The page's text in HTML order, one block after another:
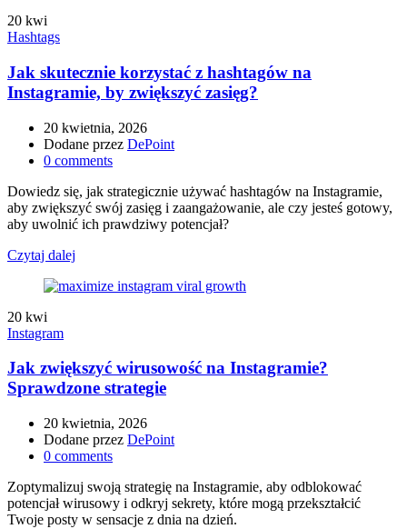
20 kwi
Hashtags
Jak skutecznie korzystać z hashtagów na
Instagramie, by zwiększyć zasięg?
20 kwietnia, 2026
Dodane przez DePoint
0 comments
Dowiedz się, jak strategicznie używać hashtagów na Instagramie,
aby zwiększyć swój zasięg i zaangażowanie, ale czy jesteś gotowy,
aby uwolnić ich prawdziwy potencjał?
Czytaj dalej
20 kwi
Instagram
Jak zwiększyć wirusowość na Instagramie?
Sprawdzone strategie
20 kwietnia, 2026
Dodane przez DePoint
0 comments
Zoptymalizuj swoją strategię na Instagramie, aby odblokować
potencjał wirusowy i odkryj sekrety, które mogą przekształcić
Twoje posty w sensacje z dnia na dzień.